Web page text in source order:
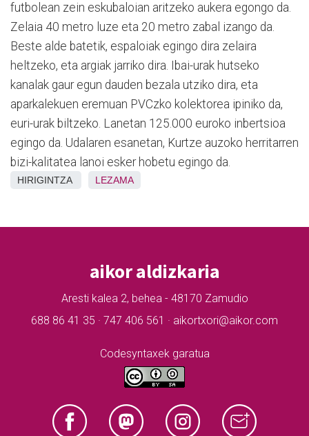
futbolean zein eskubaloian aritzeko aukera egongo da.
Zelaia 40 metro luze eta 20 metro zabal izango da.
Beste alde batetik, espaloiak egingo dira zelaira
heltzeko, eta argiak jarriko dira. Ibai-urak hutseko
kanalak gaur egun dauden bezala utziko dira, eta
aparkalekuen eremuan PVCzko kolektorea ipiniko da,
euri-urak biltzeko. Lanetan 125.000 euroko inbertsioa
egingo da. Udalaren esanetan, Kurtze auzoko herritarren
bizi-kalitatea lanoi esker hobetu egingo da.
HIRIGINTZA LEZAMA
aikor aldizkaria
Aresti kalea 2, behea - 48170 Zamudio
688 86 41 35 · 747 406 561 · aikortxori@aikor.com
Codesyntaxek garatua